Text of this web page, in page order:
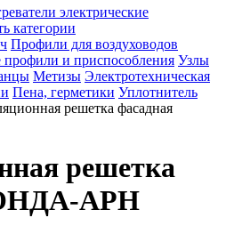
электрические
категории
Профили для воздуховодов
и приспособления Узлы
Метизы Электротехническая
Пена, герметики Уплотнитель
решетка фасадная
решетка
АРН